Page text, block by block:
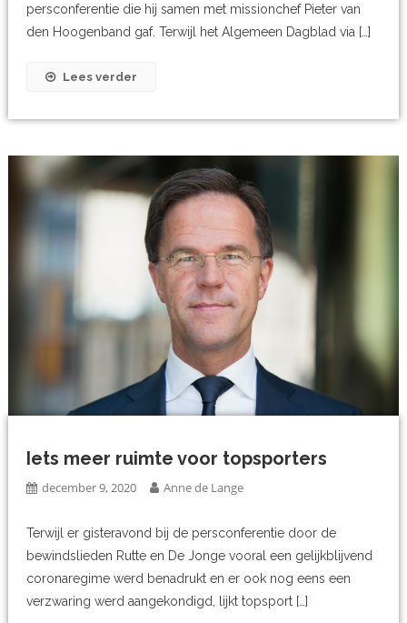
persconferentie die hij samen met missionchef Pieter van
den Hoogenband gaf. Terwijl het Algemeen Dagblad via […]
Lees verder
Iets meer ruimte voor topsporters
december 9, 2020 Anne de Lange
Terwijl er gisteravond bij de persconferentie door de
bewindslieden Rutte en De Jonge vooral een gelijkblijvend
coronaregime werd benadrukt en er ook nog eens een
verzwaring werd aangekondigd, lijkt topsport […]